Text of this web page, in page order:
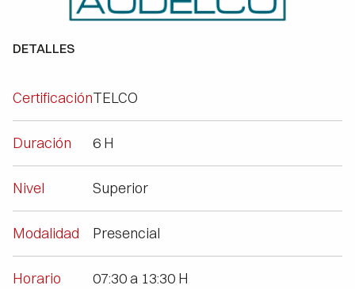
DETALLES
CertificaciónTELCO
Duración 6 H
Nivel Superior
Modalidad Presencial
Horario 07:30 a 13:30 H